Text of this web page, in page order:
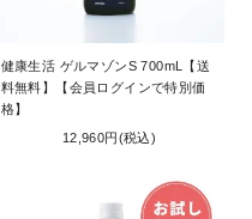
健康生活 ゲルマゾンS 700mL【送
料無料】【会員ログインで特別価
格】
12,960円(税込)